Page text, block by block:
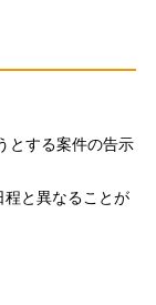
とする案件の告示
と異なることが